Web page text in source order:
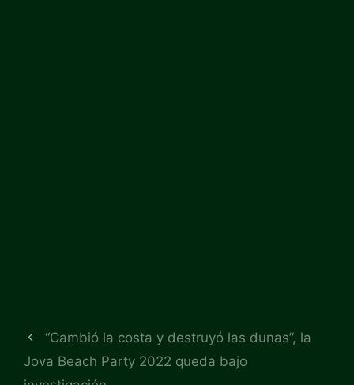
“Cambió la costa y destruyó las dunas”, la
Jova Beach Party 2022 queda bajo